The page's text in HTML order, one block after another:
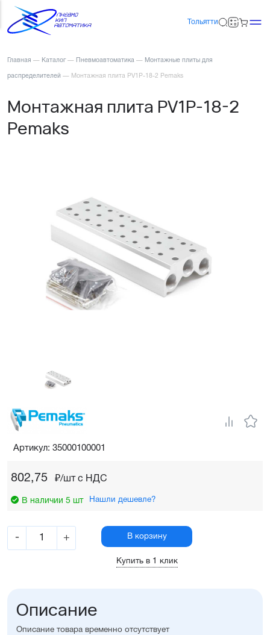
Тольятти
Главная — Каталог — Пневмоавтоматика — Монтажные плиты для
распределителей — Монтажная плита PV1P-18-2 Pemaks
Монтажная плита PV1P-18-2
Pemaks
802,75 ₽/шт c НДС
В наличии 5 шт Нашли дешевле?
- + В корзину
Купить в 1 клик
Артикул: 35000100001
Описание
Описание товара временно отсутствует